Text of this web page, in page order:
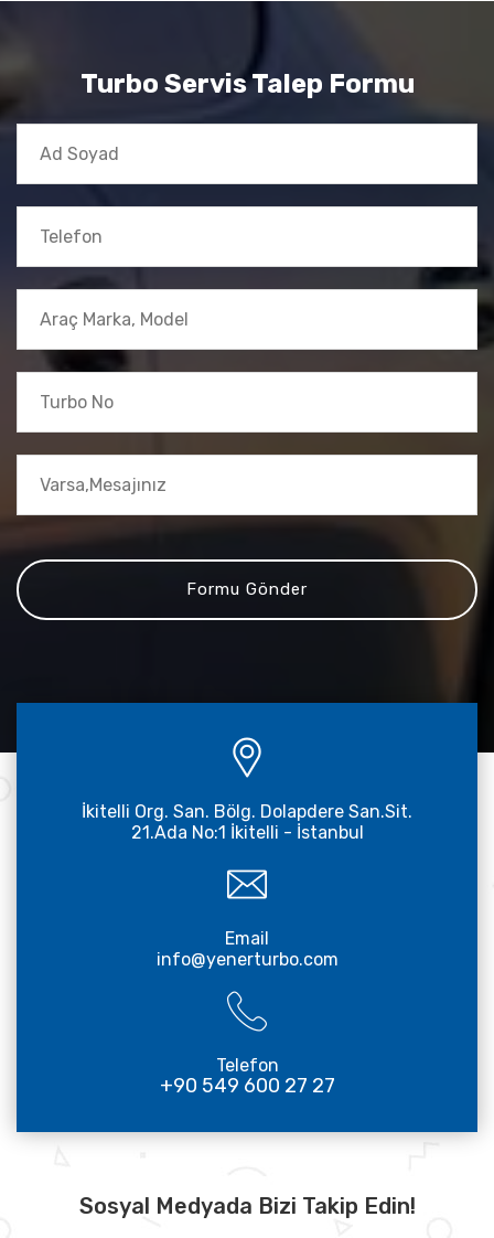
Turbo Servis Talep Formu
İkitelli Org. San. Bölg. Dolapdere San.Sit.
21.Ada No:1 İkitelli - İstanbul
Email
info@yenerturbo.com
Telefon
+90 549 600 27 27
Sosyal Medyada Bizi Takip Edin!